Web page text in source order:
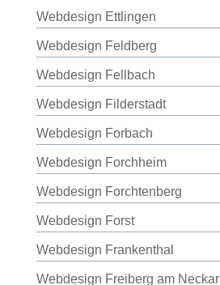
Webdesign Ettlingen
Webdesign Feldberg
Webdesign Fellbach
Webdesign Filderstadt
Webdesign Forbach
Webdesign Forchheim
Webdesign Forchtenberg
Webdesign Forst
Webdesign Frankenthal
Webdesign Freiberg am Neckar